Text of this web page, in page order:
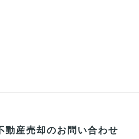
動産売却のお問い合わせ